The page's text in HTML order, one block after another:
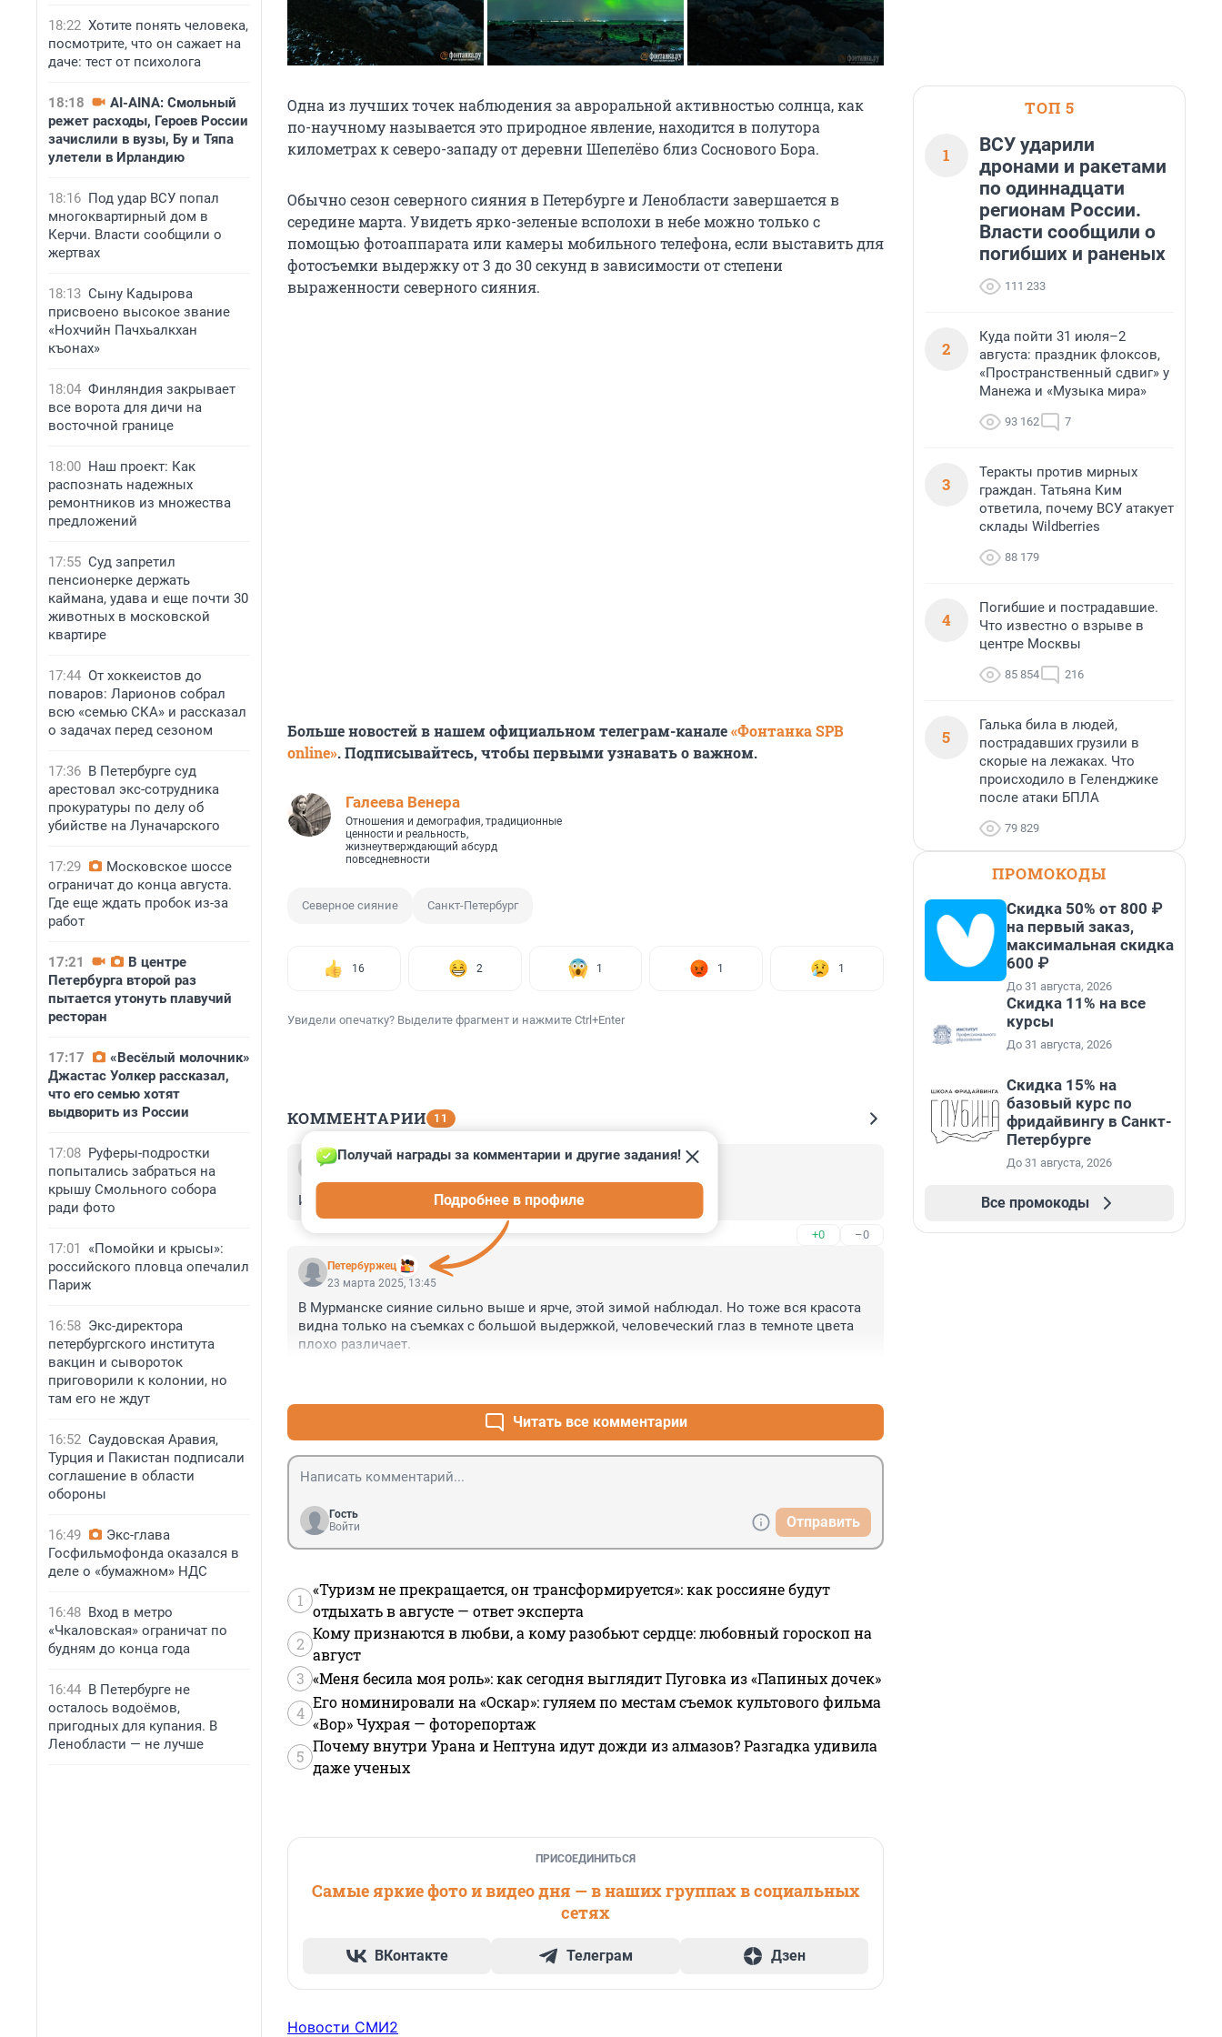
18:22 Хотите понять человека,
посмотрите, что он сажает на
даче: тест от психолога
18:18
AI-AINA: Смольный
режет расходы, Героев России
зачислили в вузы, Бу и Тяпа
улетели в Ирландию
18:16 Под удар ВСУ попал
многоквартирный дом в
Керчи. Власти сообщили о
жертвах
18:13 Сыну Кадырова
присвоено высокое звание
«Нохчийн Пачхьалкхан
къонах»
18:04 Финляндия закрывает
все ворота для дичи на
восточной границе
18:00 Наш проект: Как
распознать надежных
ремонтников из множества
предложений
17:55 Суд запретил
пенсионерке держать
каймана, удава и еще почти 30
животных в московской
квартире
17:44 От хоккеистов до
поваров: Ларионов собрал
всю «семью СКА» и рассказал
о задачах перед сезоном
17:36 В Петербурге суд
арестовал экс-сотрудника
прокуратуры по делу об
убийстве на Луначарского
17:29
Московское шоссе
ограничат до конца августа.
Где еще ждать пробок из-за
работ
17:21
В центре
Петербурга второй раз
пытается утонуть плавучий
ресторан
17:17
«Весёлый молочник»
Джастас Уолкер рассказал,
что его семью хотят
выдворить из России
17:08 Руферы-подростки
попытались забраться на
крышу Смольного собора
ради фото
17:01
«Помойки и крысы»:
российского пловца опечалил
Париж
16:58 Экс-директора
петербургского института
вакцин и сывороток
приговорили к колонии, но
там его не ждут
16:52 Саудовская Аравия,
Турция и Пакистан подписали
соглашение в области
обороны
16:49
Экс-глава
Госфильмофонда оказался в
деле о «бумажном» НДС
16:48 Вход в метро
«Чкаловская» ограничат по
будням до конца года
16:44 В Петербурге не
осталось водоёмов,
пригодных для купания. В
Ленобласти — не лучше
Одна из лучших точек наблюдения за авроральной активностью солнца, как
по-научному называется это природное явление, находится в полутора
километрах к северо-западу от деревни Шепелёво близ Соснового Бора.
Обычно сезон северного сияния в Петербурге и Ленобласти завершается в
середине марта. Увидеть ярко-зеленые всполохи в небе можно только с
помощью фотоаппарата или камеры мобильного телефона, если выставить для
фотосъемки выдержку от3 до 30 секундв зависимости от степени
выраженности северного сияния.
Больше новостей в нашем официальном телеграм-канале«Фонтанка SPB
online». Подписывайтесь, чтобы первыми узнавать о важном.
Галеева Венера
Отношения и демография, традиционные
ценности и реальность,
жизнеутверждающий абсурд
повседневности
Северное сияние Санкт-Петербург
16 2 1 1 1
Увидели опечатку? Выделите фрагмент и нажмите Ctrl+Enter
КОММЕНТАРИИ 11
Гость
Из космоса посмотрите как это выгляди, обалдеете.
+0 –0
Пeтербуржец
Получай награды за комментарии и другие задания!
Подробнее в профиле
23 марта 2025, 13:45
В Мурманске сияние сильно выше и ярче, этой зимой наблюдал. Но тоже вся красота
видна только на съемках с большой выдержкой, человеческий глаз в темноте цвета
плохо различает.
Читать все комментарии
Гость
Войти
Отправить
1
«Туризм не прекращается, он трансформируется»: как россияне будут
отдыхать в августе — ответ эксперта
2
Кому признаются в любви, а кому разобьют сердце: любовный гороскоп на
август
3 «Меня бесила моя роль»: как сегодня выглядит Пуговка из «Папиных дочек»
4
Его номинировали на «Оскар»: гуляем по местам съемок культового фильма
«Вор» Чухрая — фоторепортаж
5
Почему внутри Урана и Нептуна идут дожди из алмазов? Разгадка удивила
даже ученых
ПРИСОЕДИНИТЬСЯ
Самые яркие фото и видео дня — в наших группах в социальных
сетях
ВКонтакте Телеграм Дзен
Новости СМИ2
ТОП 5
1
ВСУ ударили
дронами и ракетами
по одиннадцати
регионам России.
Власти сообщили о
погибших и раненых
111 233
2
Куда пойти 31 июля–2
августа: праздник флоксов,
«Пространственный сдвиг» у
Манежа и «Музыка мира»
93 162 7
3
Теракты против мирных
граждан. Татьяна Ким
ответила, почему ВСУ атакует
склады Wildberries
88 179
4
Погибшие и пострадавшие.
Что известно о взрыве в
центре Москвы
85 854 216
5
Галька била в людей,
пострадавших грузили в
скорые на лежаках. Что
происходило в Геленджике
после атаки БПЛА
79 829
ПРОМОКОДЫ
Скидка 50% от 800 ₽
на первый заказ,
максимальная скидка
600 ₽
До 31 августа, 2026
Скидка 11% на все
курсы
До 31 августа, 2026
Скидка 15% на
базовый курс по
фридайвингу в Санкт-
Петербурге
До 31 августа, 2026
Все промокоды